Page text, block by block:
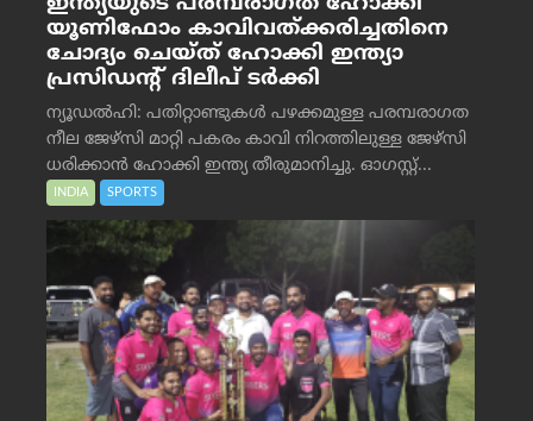
യൂണിഫോം കാവിവത്ക്കരിച്ചതിനെ
ചോദ്യം ചെയ്ത് ഹോക്കി ഇന്ത്യാ
പ്രസിഡന്റ് ദിലീപ് ടര്‍ക്കി
ന്യൂഡൽഹി: പതിറ്റാണ്ടുകൾ പഴക്കമുള്ള പരമ്പരാഗത
നീല ജേഴ്‌സി മാറ്റി പകരം കാവി നിറത്തിലുള്ള ജേഴ്‌സി
ധരിക്കാൻ ഹോക്കി ഇന്ത്യ തീരുമാനിച്ചു. ഓഗസ്റ്റ്...
INDIA SPORTS